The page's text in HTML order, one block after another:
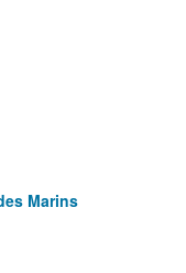
Marins